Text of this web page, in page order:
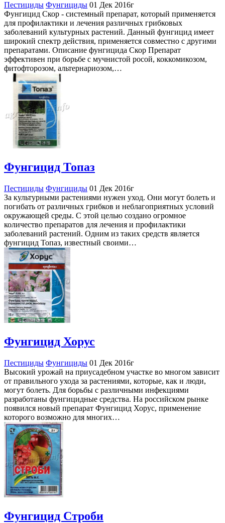
Пестициды Фунгициды 01 Дек 2016г
Фунгицид Скор - системный препарат, который применяется
для профилактики и лечения различных грибковых
заболеваний культурных растений. Данный фунгицид имеет
широкий спектр действия, применяется совместно с другими
препаратами. Описание фунгицида Скор Препарат
эффективен при борьбе с мучнистой росой, коккомикозом,
фитофторозом, альтернариозом,…
Фунгицид Топаз
Пестициды Фунгициды 01 Дек 2016г
За культурными растениями нужен уход. Они могут болеть и
погибать от различных грибков и неблагоприятных условий
окружающей среды. С этой целью создано огромное
количество препаратов для лечения и профилактики
заболеваний растений. Одним из таких средств является
фунгицид Топаз, известный своими…
Фунгицид Хорус
Пестициды Фунгициды 01 Дек 2016г
Высокий урожай на приусадебном участке во многом зависит
от правильного ухода за растениями, которые, как и люди,
могут болеть. Для борьбы с различными инфекциями
разработаны фунгицидные средства. На российском рынке
появился новый препарат Фунгицид Хорус, применение
которого возможно для многих…
Фунгицид Строби